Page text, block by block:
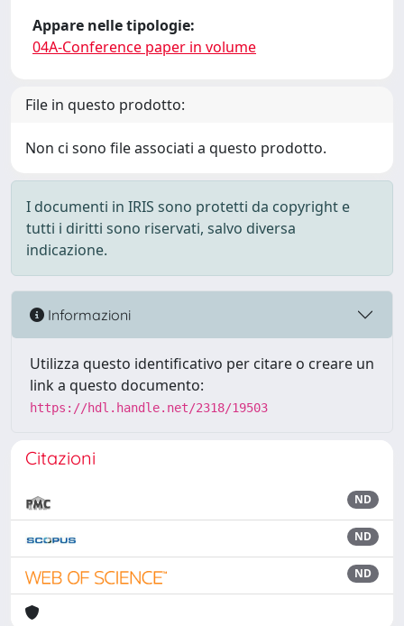
Appare nelle tipologie:
04A-Conference paper in volume
File in questo prodotto:
Non ci sono file associati a questo prodotto.
I documenti in IRIS sono protetti da copyright e
tutti i diritti sono riservati, salvo diversa
indicazione.
Informazioni
Utilizza questo identificativo per citare o creare un
link a questo documento:
https://hdl.handle.net/2318/19503
Citazioni
ND
ND
ND